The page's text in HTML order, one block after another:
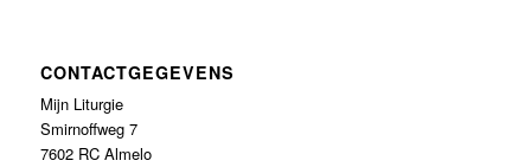
CONTACTGEGEVENS
Mijn Liturgie
Smirnoffweg 7
7602 RC Almelo